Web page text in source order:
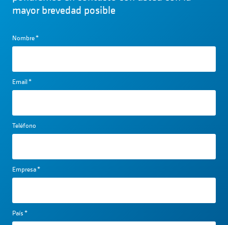
mayor brevedad posible
Nombre*
Email*
Teléfono
Empresa*
País*